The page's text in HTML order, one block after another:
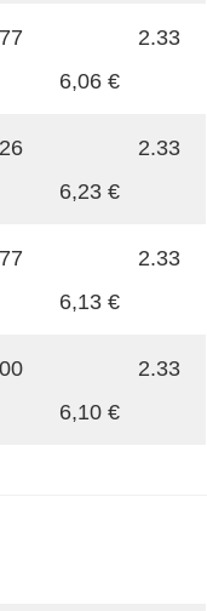
2.33
6,06 €
2.33
6,23 €
2.33
6,13 €
2.33
6,10 €